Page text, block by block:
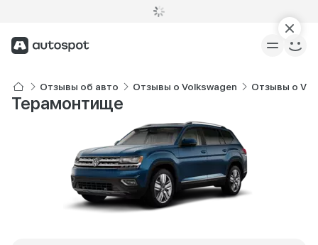
Отзывы об авто Отзывы о Volkswagen Отзывы о
Терамонтище